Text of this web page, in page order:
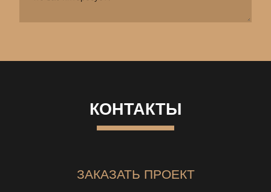
КОНТАКТЫ
ЗАКАЗАТЬ ПРОЕКТ